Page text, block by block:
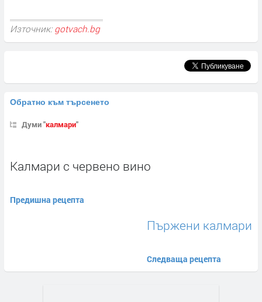
Източник: gotvach.bg
Обратно към търсенето
Думи "калмари"
Калмари с червено вино
Предишна рецепта
Пържени калмари
Следваща рецепта